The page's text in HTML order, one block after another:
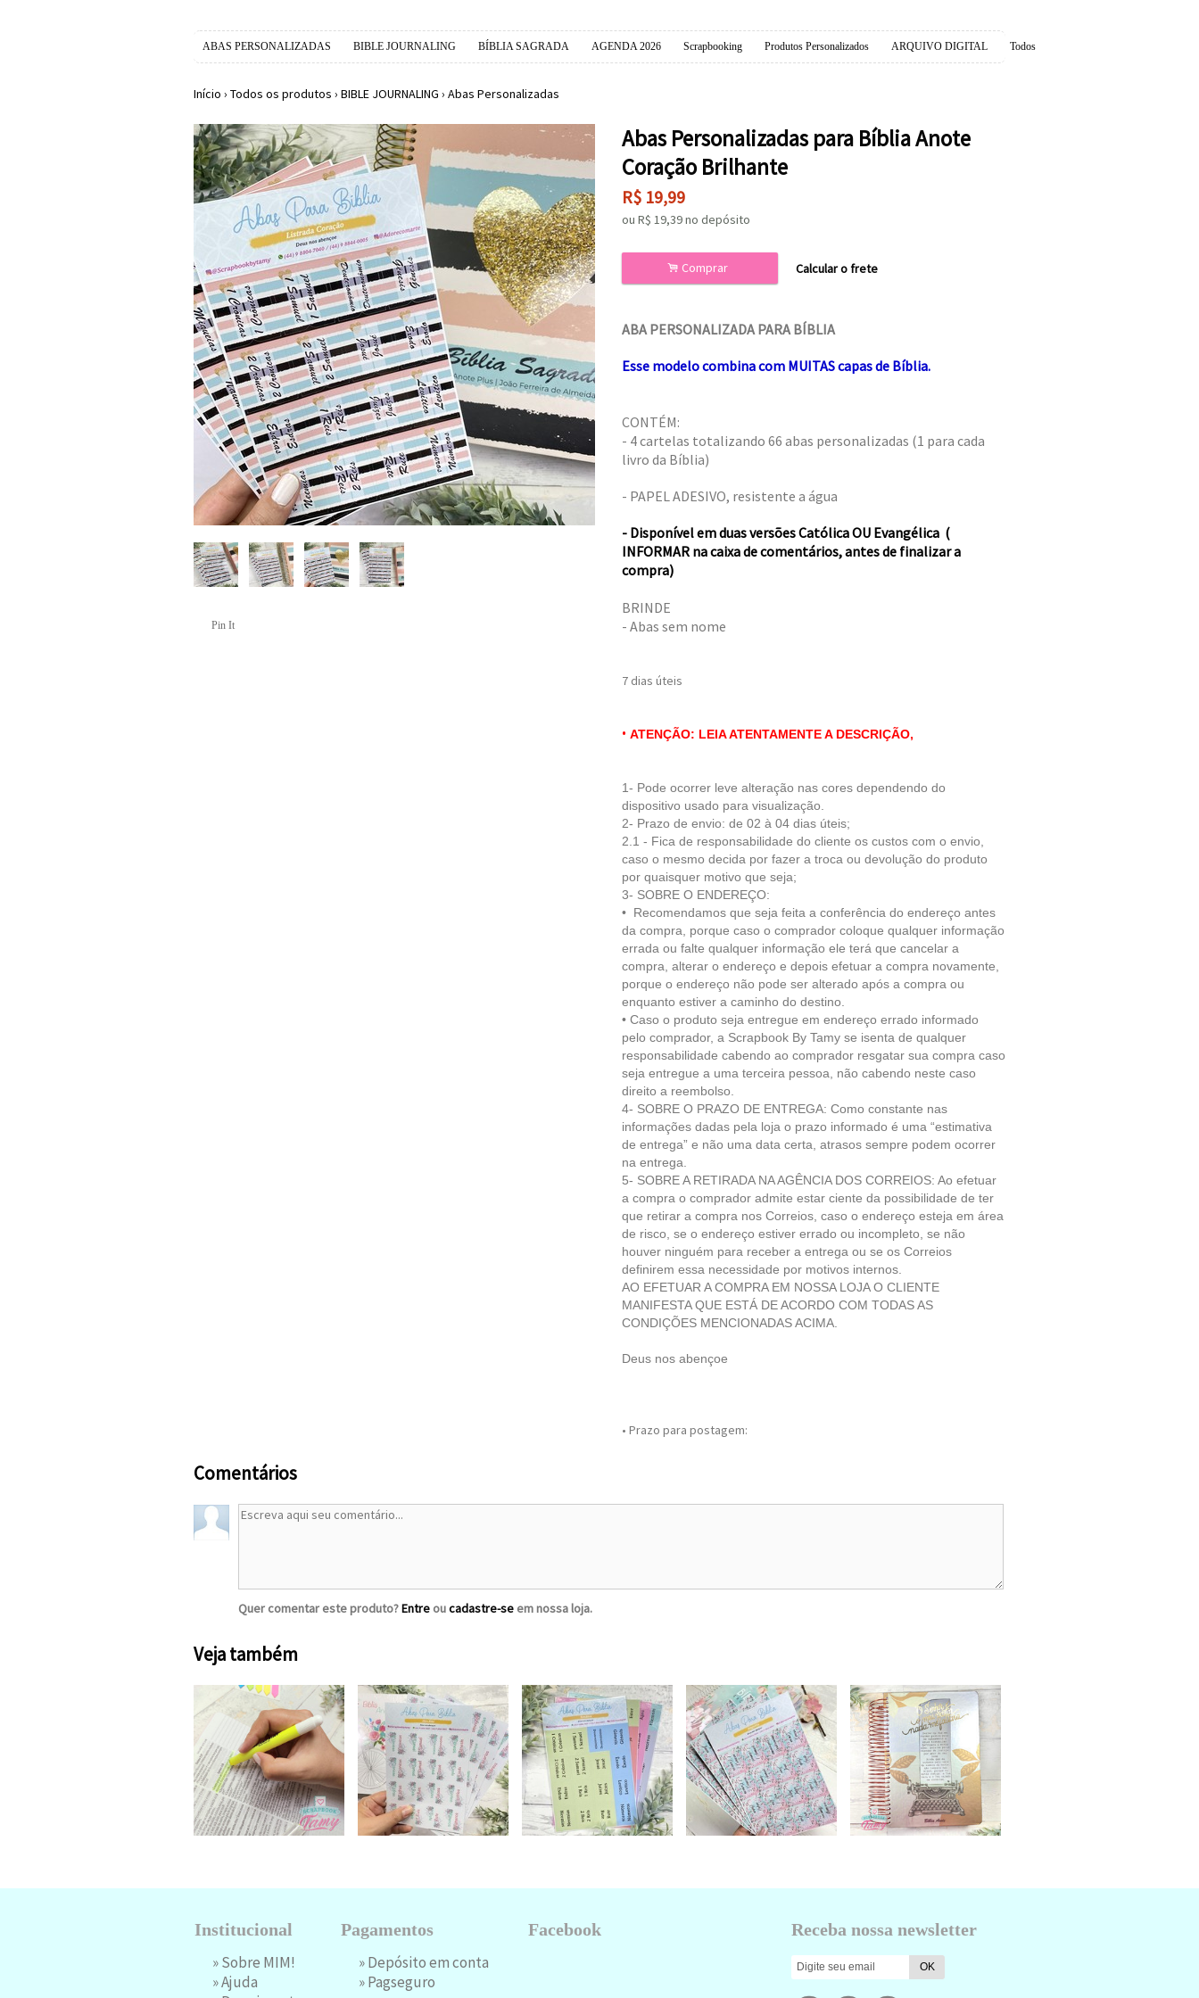
ABAS PERSONALIZADAS BIBLE JOURNALING BÍBLIA SAGRADA AGENDA 2026 Scrapbooking Produtos Personalizados ARQUIVO DIGITAL Todos
Início › Todos os produtos › BIBLE JOURNALING › Abas Personalizadas
Pin It
Abas Personalizadas para Bíblia Anote
Coração Brilhante
R$ 19,99
ou R$ 19,39no depósito
. Comprar Calcular o frete
ABA PERSONALIZADA PARA BÍBLIA
Esse modelo combina com MUITAS capas de Bíblia.
CONTÉM:
- 4 cartelas totalizando 66 abas personalizadas (1 para cada
livro da Bíblia)
- PAPEL ADESIVO, resistente a água
- Disponível em duas versões Católica OU Evangélica (
INFORMAR na caixa de comentários, antes de finalizar a
compra)
BRINDE
- Abas sem nome
7 dias úteis
• ATENÇÃO: LEIA ATENTAMENTE A DESCRIÇÃO,
1- Pode ocorrer leve alteração nas cores dependendo do
dispositivo usado para visualização.
2- Prazo de envio: de 02 à 04 dias úteis;
2.1 - Fica de responsabilidade do cliente os custos com o envio,
caso o mesmo decida por fazer a troca ou devolução do produto
por quaisquer motivo que seja;
3- SOBRE O ENDEREÇO:
• Recomendamos que seja feita a conferência do endereço antes
da compra, porque caso o comprador coloque qualquer informação
errada ou falte qualquer informação ele terá que cancelar a
compra, alterar o endereço e depois efetuar a compra novamente,
porque o endereço não pode ser alterado após a compra ou
enquanto estiver a caminho do destino.
• Caso o produto seja entregue em endereço errado informado
pelo comprador, a Scrapbook By Tamy se isenta de qualquer
responsabilidade cabendo ao comprador resgatar sua compra caso
seja entregue a uma terceira pessoa, não cabendo neste caso
direito a reembolso.
4- SOBRE O PRAZO DE ENTREGA: Como constante nas
informações dadas pela loja o prazo informado é uma “estimativa
de entrega” e não uma data certa, atrasos sempre podem ocorrer
na entrega.
5- SOBRE A RETIRADA NA AGÊNCIA DOS CORREIOS: Ao efetuar
a compra o comprador admite estar ciente da possibilidade de ter
que retirar a compra nos Correios, caso o endereço esteja em área
de risco, se o endereço estiver errado ou incompleto, se não
houver ninguém para receber a entrega ou se os Correios
definirem essa necessidade por motivos internos.
AO EFETUAR A COMPRA EM NOSSA LOJA O CLIENTE
MANIFESTA QUE ESTÁ DE ACORDO COM TODAS AS
CONDIÇÕES MENCIONADAS ACIMA.
Deus nos abençoe
• Prazo para postagem:
Comentários
Quer comentar este produto?Entre oucadastre-se em nossa loja.
Veja também
Institucional
»Sobre MIM!
»Ajuda
Pagamentos
» Depósito em conta
»Pagseguro
Facebook Receba nossa newsletter